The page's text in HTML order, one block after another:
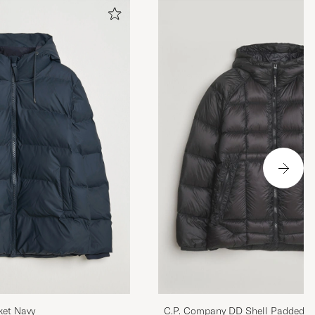
ha tight
du
Navy C.P. Company DD Shell Padded